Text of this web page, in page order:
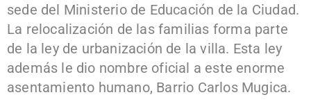
sede del Ministerio de Educación de la Ciudad.
La relocalización de las familias forma parte
de la ley de urbanización de la villa. Esta ley
además le dio nombre oficial a este enorme
asentamiento humano, Barrio Carlos Mugica.